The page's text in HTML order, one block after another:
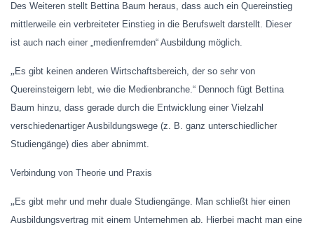
Des Weiteren stellt Bettina Baum heraus, dass auch ein Quereinstieg
mittlerweile ein verbreiteter Einstieg in die Berufswelt darstellt. Dieser
ist auch nach einer „medienfremden“ Ausbildung möglich.
„Es gibt keinen anderen Wirtschaftsbereich, der so sehr von
Quereinsteigern lebt, wie die Medienbranche.“ Dennoch fügt Bettina
Baum hinzu, dass gerade durch die Entwicklung einer Vielzahl
verschiedenartiger Ausbildungswege (z. B. ganz unterschiedlicher
Studiengänge) dies aber abnimmt.
Verbindung von Theorie und Praxis
„Es gibt mehr und mehr duale Studiengänge. Man schließt hier einen
Ausbildungsvertrag mit einem Unternehmen ab. Hierbei macht man eine